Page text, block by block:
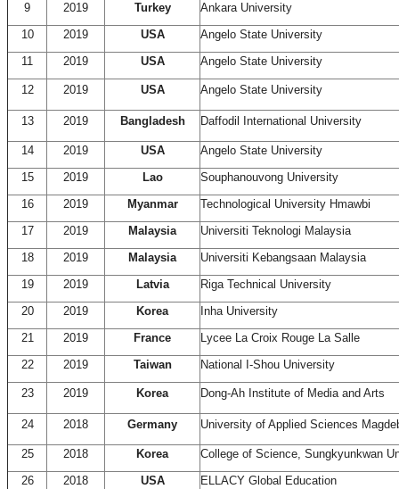
9
2019 Turkey
Ankara University
10
2019 USA
Angelo State University
11
2019 USA Angelo State University
12 2019 USA Angelo State University
13 2019 Bangladesh Daffodil International University
14 2019 USA
Angelo State University
15
2019 Lao
Souphanouvong University
16
2019 Myanmar
Technological University Hmawbi
17
2019 Malaysia
Universiti Teknologi Malaysia
18
2019 Malaysia
Universiti Kebangsaan Malaysia
19
2019 Latvia
Riga Technical University
20
2019 Korea
Inha University
21
2019 France
Lycee La Croix Rouge La Salle
22
2019 Taiwan National I-Shou University
23 2019 Korea Dong-Ah Institute of Media and Arts
24 2018 Germany University of Applied Sciences
25 2018 Korea
College of Science, Sungkyunkwan
26
2018 USA
ELLACY Global Education